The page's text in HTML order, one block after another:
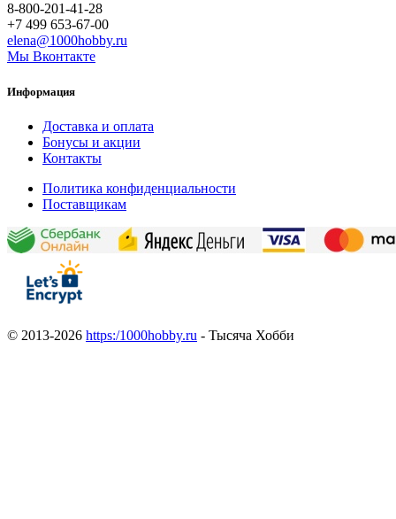
8-800-201-41-28
+7 499 653-67-00
elena@1000hobby.ru
Мы Вконтакте
Информация
Доставка и оплата
Бонусы и акции
Контакты
Политика конфиденциальности
Поставщикам
© 2013-2026 https:/1000hobby.ru - Тысяча Хобби